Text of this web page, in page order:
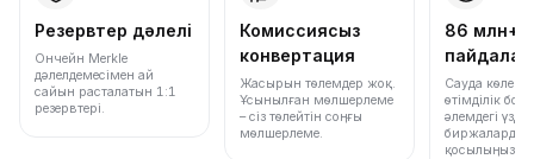
Резервтер дәлелі
Ончейн Merkle
дәлелдемесімен ай
сайын расталатын 1:1
резервтері.
Комиссиясыз
конвертация
Жасырын төлемдер жоқ.
Ұсынылған мөлшерлеме
– сіз төлейтін соңғы
мөлшерлеме.
86 млн+
Сауда көлемі
өтімділік
әлемдегі үздік
биржалардың
қосылыңыз.